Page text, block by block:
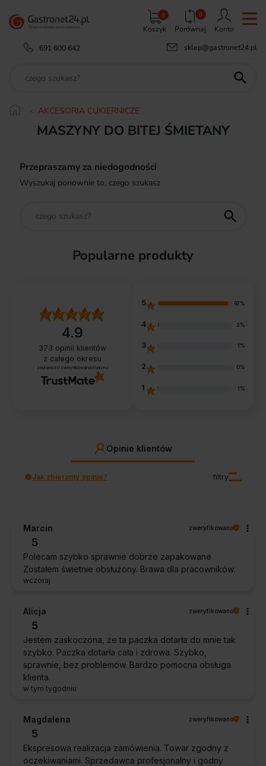
Koszyk
0 0
Porównaj
Konto
691 600 642
sklep@gastronet24.pl

AKCESORIA CUKIERNICZE
MASZYNY DO BITEJ ŚMIETANY
Przepraszamy za niedogodności
Wyszukaj ponownie to, czego szukasz

Popularne produkty
4.9
373 opinii klientów
z całego okresu
zebranych i zweryfikowanych przez
5 97%
4 2%
3 1%
2 0%
1 1%
Opinie klientów
filtry
Jak zbieramy opinie?
Marcin zweryfikowano
5
Polecam szybko sprawnie dobrze zapakowane
Zostałem świetnie obsłużony. Brawa dla pracowników.
wczoraj
Alicja zweryfikowano
5
Jestem zaskoczona, że ta paczka dotarła do mnie tak
szybko. Paczka dotarła cała i zdrowa. Szybko,
sprawnie, bez problemów. Bardzo pomocna obsługa
klienta.
w tym tygodniu
Magdalena zweryfikowano
5
Ekspresowa realizacja zamówienia. Towar zgodny z
oczekiwaniami. Sprzedawca profesjonalny i godny